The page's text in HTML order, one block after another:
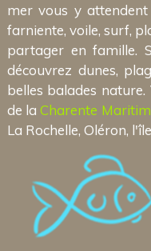
mer vous y
farniente, voile, surf,
partager en famille.
découvrez dunes,
belles balades
de laCharente
La Rochelle, Oléron,